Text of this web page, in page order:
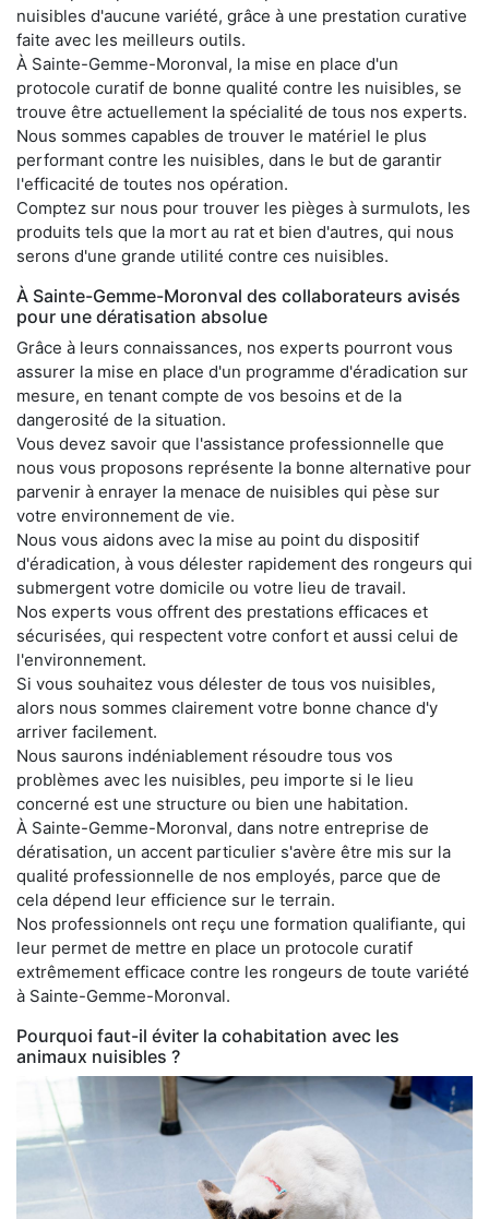
nuisibles d'aucune variété, grâce à une prestation curative
faite avec les meilleurs outils.
À Sainte-Gemme-Moronval, la mise en place d'un
protocole curatif de bonne qualité contre les nuisibles, se
trouve être actuellement la spécialité de tous nos experts.
Nous sommes capables de trouver le matériel le plus
performant contre les nuisibles, dans le but de garantir
l'efficacité de toutes nos opération.
Comptez sur nous pour trouver les pièges à surmulots, les
produits tels que la mort au rat et bien d'autres, qui nous
serons d'une grande utilité contre ces nuisibles.
À Sainte-Gemme-Moronval des collaborateurs avisés
pour une dératisation absolue
Grâce à leurs connaissances, nos experts pourront vous
assurer la mise en place d'un programme d'éradication sur
mesure, en tenant compte de vos besoins et de la
dangerosité de la situation.
Vous devez savoir que l'assistance professionnelle que
nous vous proposons représente la bonne alternative pour
parvenir à enrayer la menace de nuisibles qui pèse sur
votre environnement de vie.
Nous vous aidons avec la mise au point du dispositif
d'éradication, à vous délester rapidement des rongeurs qui
submergent votre domicile ou votre lieu de travail.
Nos experts vous offrent des prestations efficaces et
sécurisées, qui respectent votre confort et aussi celui de
l'environnement.
Si vous souhaitez vous délester de tous vos nuisibles,
alors nous sommes clairement votre bonne chance d'y
arriver facilement.
Nous saurons indéniablement résoudre tous vos
problèmes avec les nuisibles, peu importe si le lieu
concerné est une structure ou bien une habitation.
À Sainte-Gemme-Moronval, dans notre entreprise de
dératisation, un accent particulier s'avère être mis sur la
qualité professionnelle de nos employés, parce que de
cela dépend leur efficience sur le terrain.
Nos professionnels ont reçu une formation qualifiante, qui
leur permet de mettre en place un protocole curatif
extrêmement efficace contre les rongeurs de toute variété
à Sainte-Gemme-Moronval.
Pourquoi faut-il éviter la cohabitation avec les
animaux nuisibles ?